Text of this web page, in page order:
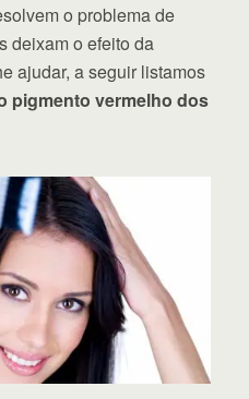
o problema de
deixam o efeito da
ajudar, a seguir listamos
pigmento vermelho dos